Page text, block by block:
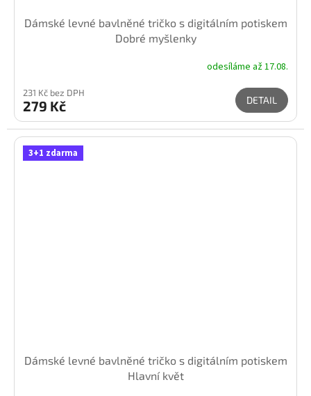
Dámské levné bavlněné tričko s digitálním potiskem
Dobré myšlenky
odesíláme až 17.08.
231 Kč bez DPH
279 Kč DETAIL
3+1 zdarma
Dámské levné bavlněné tričko s digitálním potiskem
Hlavní květ